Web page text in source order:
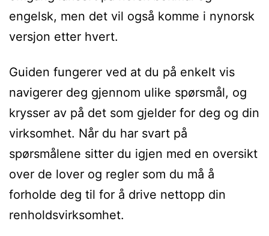
engelsk, men det vil også komme i nynorsk
versjon etter hvert.
Guiden fungerer ved at du på enkelt vis
navigerer deg gjennom ulike spørsmål, og
krysser av på det som gjelder for deg og din
virksomhet. Når du har svart på
spørsmålene sitter du igjen med en oversikt
over de lover og regler som du må å
forholde deg til for å drive nettopp din
renholdsvirksomhet.